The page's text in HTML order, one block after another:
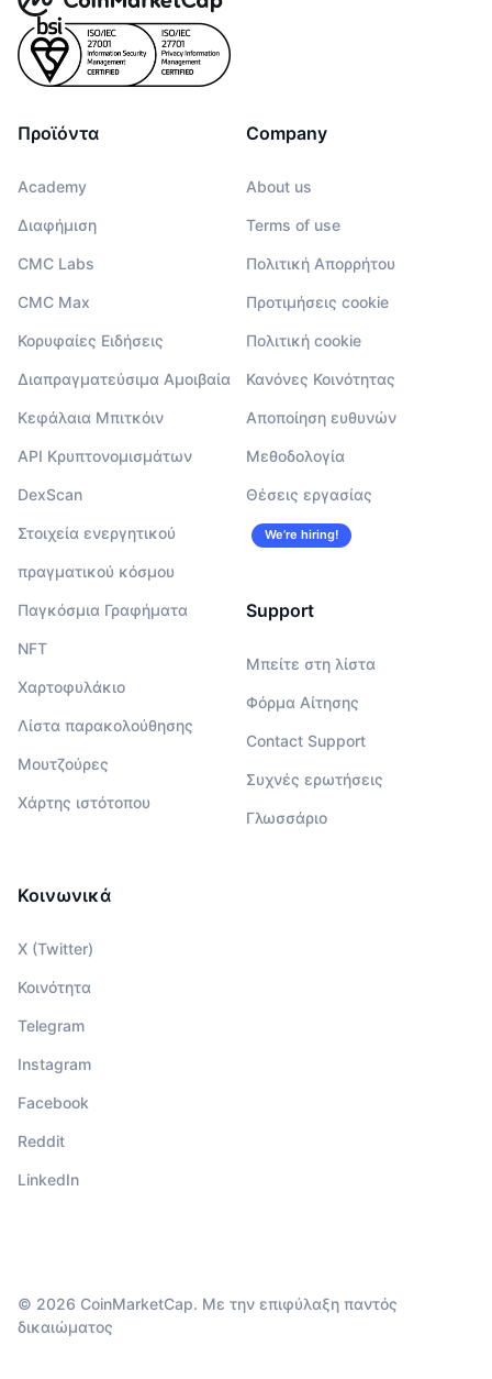
Προϊόντα
Academy
Διαφήμιση
CMC Labs
CMC Max
Κορυφαίες Ειδήσεις
Διαπραγματεύσιμα Αμοιβαία
Κεφάλαια Μπιτκόιν
API Κρυπτονομισμάτων
DexScan
Στοιχεία ενεργητικού
πραγματικού κόσμου
Παγκόσμια Γραφήματα
NFT
Χαρτοφυλάκιο
Λίστα παρακολούθησης
Μουτζούρες
Χάρτης ιστότοπου
Company
About us
Terms of use
Πολιτική Απορρήτου
Προτιμήσεις cookie
Πολιτική cookie
Κανόνες Κοινότητας
Αποποίηση ευθυνών
Μεθοδολογία
Θέσεις εργασίας
We’re hiring!
Support
Μπείτε στη λίστα
Φόρμα Αίτησης
Contact Support
Συχνές ερωτήσεις
Γλωσσάριο
Κοινωνικά
X (Twitter)
Κοινότητα
Telegram
Instagram
Facebook
Reddit
LinkedIn
© 2026 CoinMarketCap. Με την επιφύλαξη παντός
δικαιώματος